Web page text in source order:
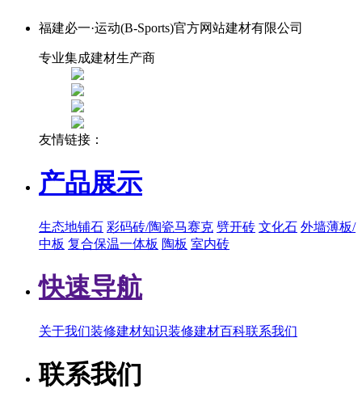
福建必一·运动(B-Sports)官方网站建材有限公司
专业集成建材生产商
友情链接：
产品展示
生态地铺石 彩码砖/陶瓷马赛克 劈开砖 文化石 外墙薄板/
中板 复合保温一体板 陶板 室内砖
快速导航
关于我们装修建材知识装修建材百科联系我们
联系我们